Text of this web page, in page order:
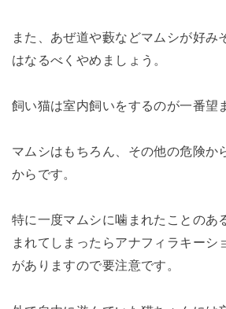
また、あぜ道や藪などマムシが好み
はなるべくやめましょう。
飼い猫は室内飼いをするのが一番望
マムシはもちろん、その他の危険か
からです。
特に一度マムシに噛まれたことのあ
まれてしまったらアナフィラキーシ
がありますので要注意です。